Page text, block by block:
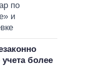
по
и
более